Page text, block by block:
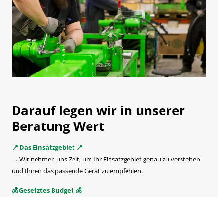
Darauf legen wir in unserer
Beratung Wert
📍 Das Einsatzgebiet 📍
→ Wir nehmen uns Zeit, um Ihr Einsatzgebiet genau zu verstehen
und Ihnen das passende Gerät zu empfehlen.
💰 Gesetztes Budget 💰